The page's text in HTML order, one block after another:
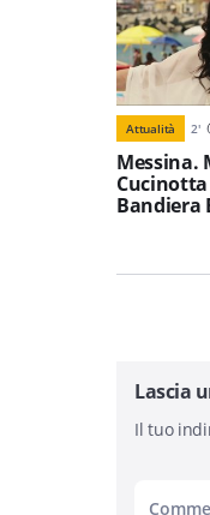
Attualità 2'
Messina.
Bandiera
Lascia
Il tuo